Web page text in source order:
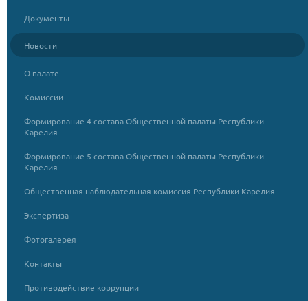
Документы
Новости
О палате
Комиссии
Формирование 4 состава Общественной палаты Республики
Карелия
Формирование 5 состава Общественной палаты Республики
Карелия
Общественная наблюдательная комиссия Республики Карелия
Экспертиза
Фотогалерея
Контакты
Противодействие коррупции